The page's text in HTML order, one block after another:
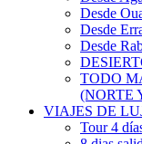
Desde
Desde
Desde
TODO
(NORTE
VIAJES DE
Tour 4